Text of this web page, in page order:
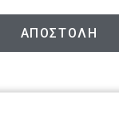
ΑΠΟΣΤΟΛΗ